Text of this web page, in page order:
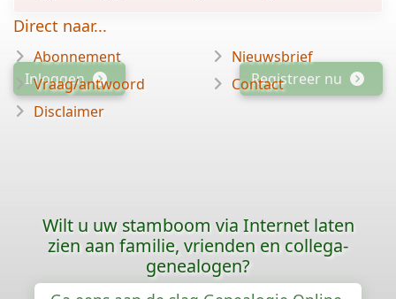
Inloggen Registreer nu
Direct naar...
Abonnement
Vraag/antwoord
Disclaimer
Nieuwsbrief
Contact
Wilt u uw stamboom via Internet laten
zien aan familie, vrienden en collega-
genealogen?